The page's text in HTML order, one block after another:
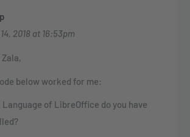
2018 at 16:53pm
below worked for me:
Language of LibreOffice do you have